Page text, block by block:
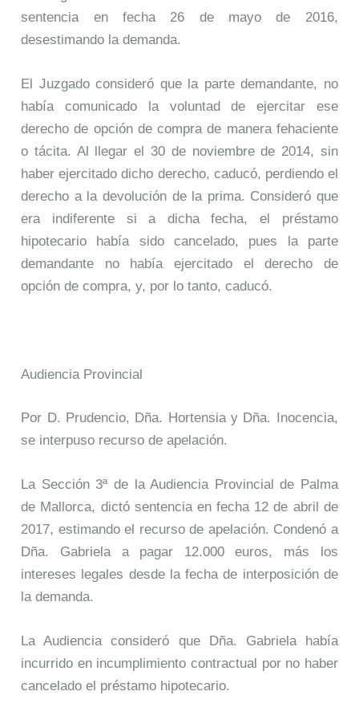
sentencia en fecha 26 de mayo de 2016,
desestimando la demanda.
El Juzgado consideró que la parte demandante, no
había comunicado la voluntad de ejercitar ese
derecho de opción de compra de manera fehaciente
o tácita. Al llegar el 30 de noviembre de 2014, sin
haber ejercitado dicho derecho, caducó, perdiendo el
derecho a la devolución de la prima. Consideró que
era indiferente si a dicha fecha, el préstamo
hipotecario había sido cancelado, pues la parte
demandante no había ejercitado el derecho de
opción de compra, y, por lo tanto, caducó.
Audiencia Provincial
Por D. Prudencio, Dña. Hortensia y Dña. Inocencia,
se interpuso recurso de apelación.
La Sección 3ª de la Audiencia Provincial de Palma
de Mallorca, dictó sentencia en fecha 12 de abril de
2017, estimando el recurso de apelación. Condenó a
Dña. Gabriela a pagar 12.000 euros, más los
intereses legales desde la fecha de interposición de
la demanda.
La Audiencia consideró que Dña. Gabriela había
incurrido en incumplimiento contractual por no haber
cancelado el préstamo hipotecario.